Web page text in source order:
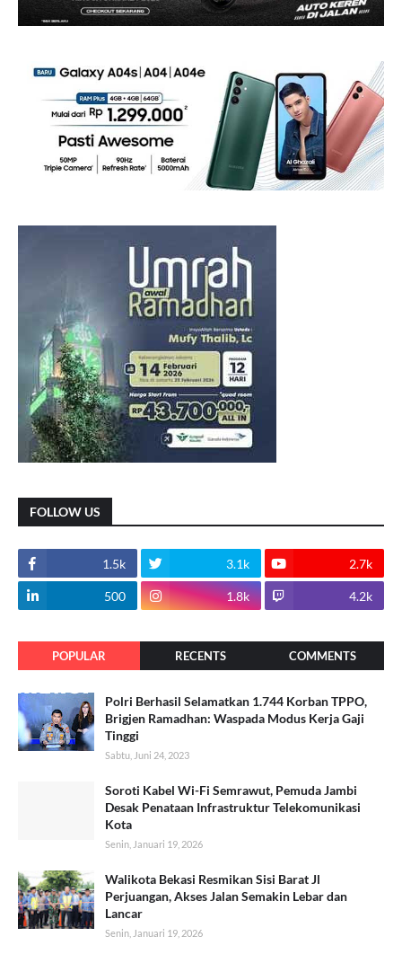
FOLLOW US
1.5k 3.1k 2.7k
500 1.8k 4.2k
POPULAR RECENTS COMMENTS
Polri Berhasil Selamatkan 1.744 Korban TPPO,
Brigjen Ramadhan: Waspada Modus Kerja Gaji
Tinggi
Sabtu, Juni 24, 2023
Soroti Kabel Wi-Fi Semrawut, Pemuda Jambi
Desak Penataan Infrastruktur Telekomunikasi
Kota
Senin, Januari 19, 2026
Walikota Bekasi Resmikan Sisi Barat Jl
Perjuangan, Akses Jalan Semakin Lebar dan
Lancar
Senin, Januari 19, 2026